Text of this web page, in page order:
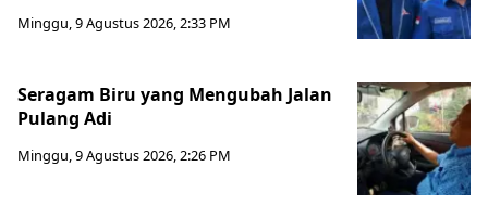
Minggu, 9 Agustus 2026, 2:33 PM
Seragam Biru yang Mengubah Jalan
Pulang Adi
Minggu, 9 Agustus 2026, 2:26 PM